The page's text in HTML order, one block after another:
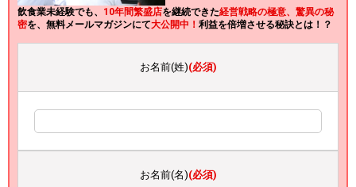
飲食業未経験でも、 10年間繁盛店を継続できた経営戦略の極意、驚異の秘
密を、無料メールマガジンにて大公開中！ 利益を倍増させる秘訣とは！？
お名前(姓)(必須)
お名前(名)(必須)